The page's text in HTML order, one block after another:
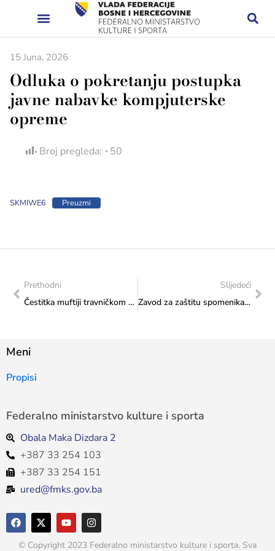
15 Juna, 2026
Odluka o pokretanju postupka
javne nabavke kompjuterske
opreme
Broj pregleda: 50
SKMIWE6 Preuzmi
Prethodni
Čestitka muftiji travničkom dr. Ahmedu ef. Adiloviću povodom promocije spota kaside o Ajvatovici
Slijedeći
Zavod za zaštitu spomenika: Izvještaj o izvršenom stručnom nadzoru nad radovima na hotelu „Neretva“ u Mostaru
Meni
Propisi
Federalno ministarstvo kulture i sporta
Obala Maka Dizdara 2
+387 33 254 103
+387 33 254 151
ured@fmks.gov.ba
© Copyright 2023 Federalno ministarstvo kulture i sporta. Sva